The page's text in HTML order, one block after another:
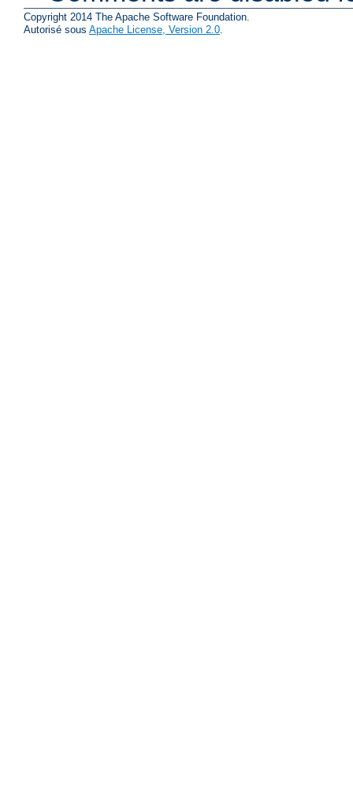
Copyright 2014 The Apache Software Foundation.
Autorisé sous Apache License, Version 2.0